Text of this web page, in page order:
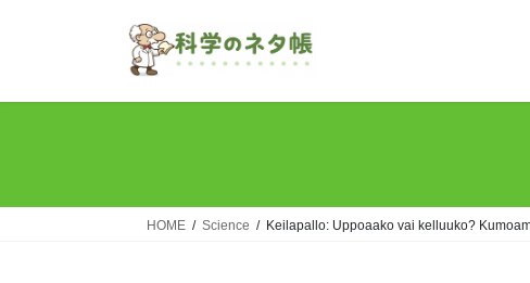
HOME Science Keilapallo: Uppoaako vai kelluuko?